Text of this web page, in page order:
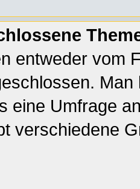
entweder vom
eine Umfrage
verschiedene